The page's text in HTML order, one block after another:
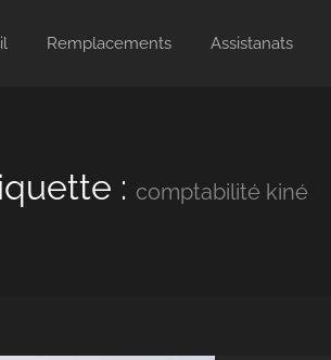
Remplacements Assistanats
: comptabilité kiné